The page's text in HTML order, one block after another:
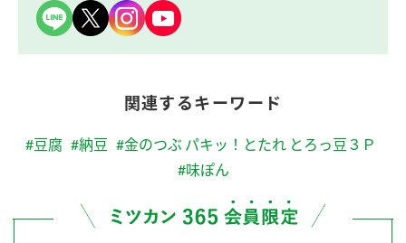
関連するキーワード
#豆腐 #納豆 #金のつぶ パキッ！とたれ とろっ豆３Ｐ
#味ぽん